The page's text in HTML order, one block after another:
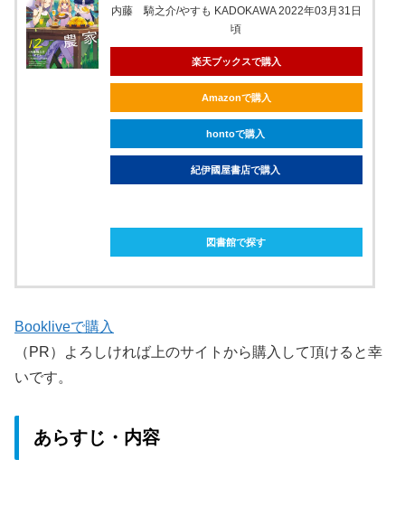
内藤 騎之介/やすも KADOKAWA 2022年03月31日
頃
楽天ブックスで購入
Amazonで購入
hontoで購入
紀伊國屋書店で購入
図書館で探す
Bookliveで購入
（PR）よろしければ上のサイトから購入して頂けると幸
いです。
あらすじ・内容